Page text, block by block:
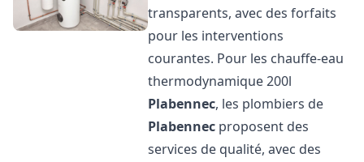
transparents, avec des forfaits
pour les interventions
courantes. Pour les chauffe-eau
thermodynamique 200l
Plabennec, les plombiers de
Plabennec proposent des
services de qualité, avec des